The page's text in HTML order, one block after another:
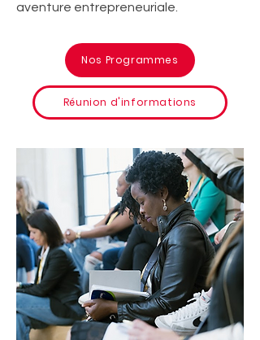
aventure entrepreneuriale.
Nos Programmes
Réunion d'informations